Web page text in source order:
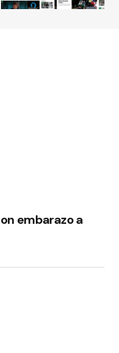
embarazo a